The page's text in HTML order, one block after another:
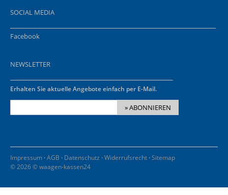
SOCIAL MEDIA
Facebook
NEWSLETTER
Erhalten Sie aktuelle Angebote einfach per E-Mail.
» ABONNIEREN
Impressum ·AGB · Datenschutz ·Widerrufsrecht ·Sitemap
© 2026 © waagen-kassen24